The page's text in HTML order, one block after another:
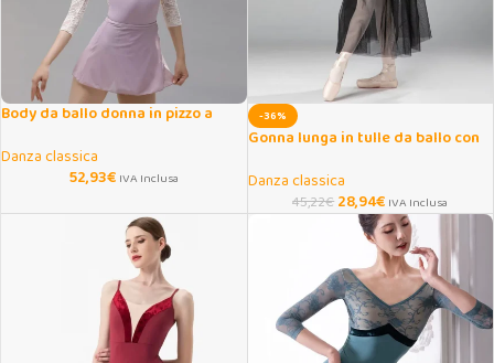
Body da ballo donna in pizzo a
Danza classica
52,93€ IVA Inclusa
-36%
Gonna lunga in tulle da ballo con
Danza classica
45,22€28,94€ IVA Inclusa